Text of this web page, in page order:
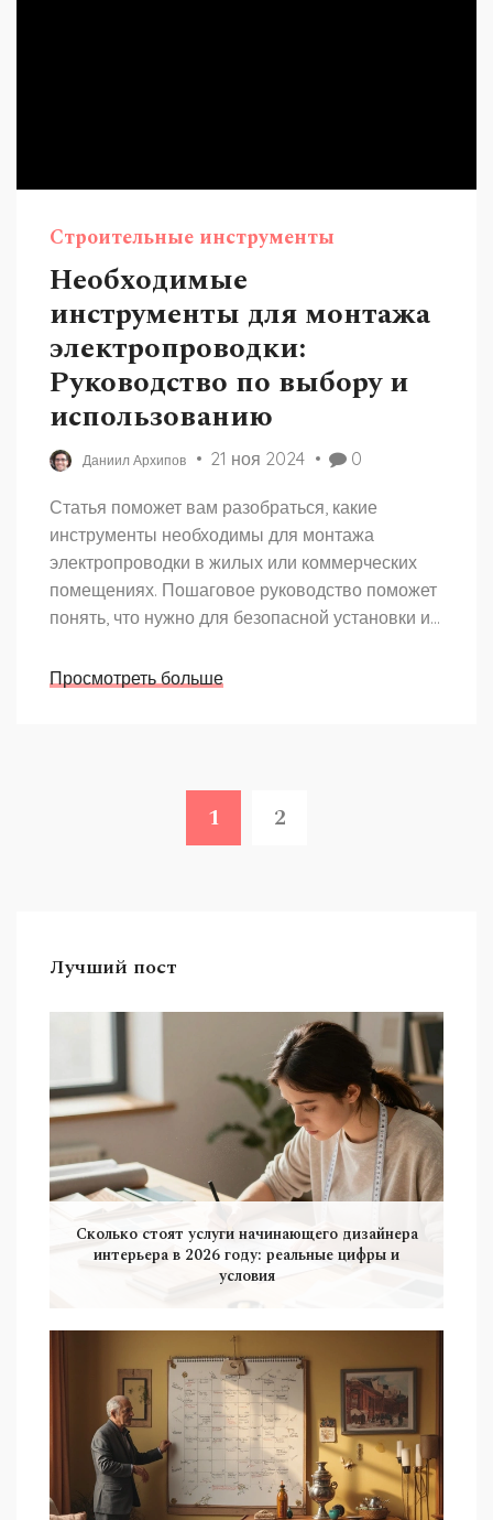
Строительные инструменты
Необходимые
инструменты для монтажа
электропроводки:
Руководство по выбору и
использованию
Даниил Архипов 21 ноя 2024 0
Статья поможет вам разобраться, какие
инструменты необходимы для монтажа
электропроводки в жилых или коммерческих
помещениях. Пошаговое руководство поможет
понять, что нужно для безопасной установки и
основные инструменты, такие как кабелерезы,
использованию. Читатель узнает о
Просмотреть больше
1 2
Лучший пост
Сколько стоят услуги начинающего дизайнера
интерьера в 2026 году: реальные цифры и
условия